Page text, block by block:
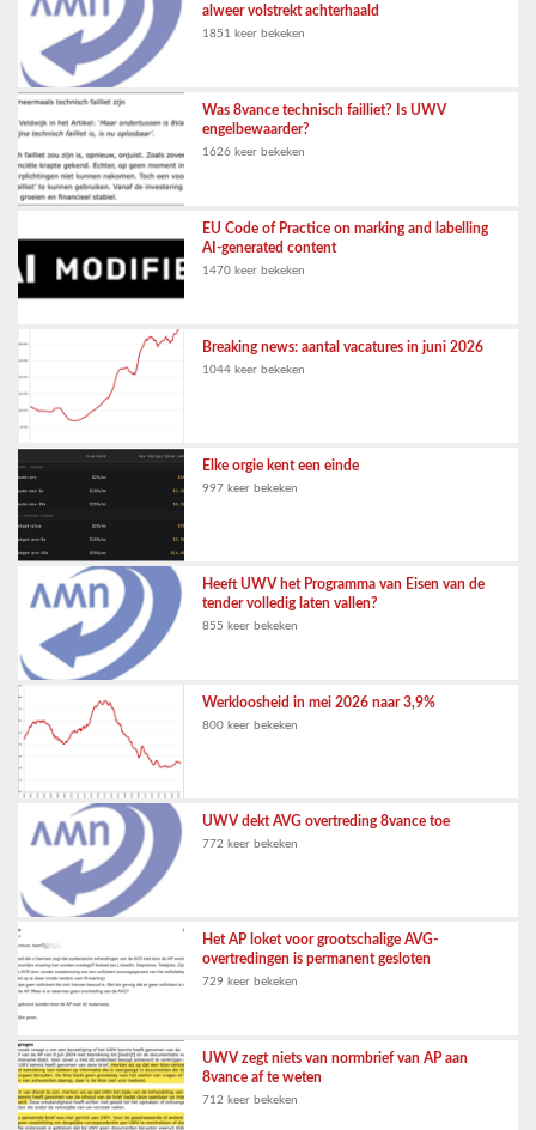
alweer volstrekt achterhaald
1851 keer bekeken
Was 8vance technisch failliet? Is UWV
engelbewaarder?
1626 keer bekeken
EU Code of Practice on marking and labelling
AI-generated content
1470 keer bekeken
Breaking news: aantal vacatures in juni 2026
1044 keer bekeken
Elke orgie kent een einde
997 keer bekeken
Heeft UWV het Programma van Eisen van de
tender volledig laten vallen?
855 keer bekeken
Werkloosheid in mei 2026 naar 3,9%
800 keer bekeken
UWV dekt AVG overtreding 8vance toe
772 keer bekeken
Het AP loket voor grootschalige AVG-
overtredingen is permanent gesloten
729 keer bekeken
UWV zegt niets van normbrief van AP aan
8vance af te weten
712 keer bekeken